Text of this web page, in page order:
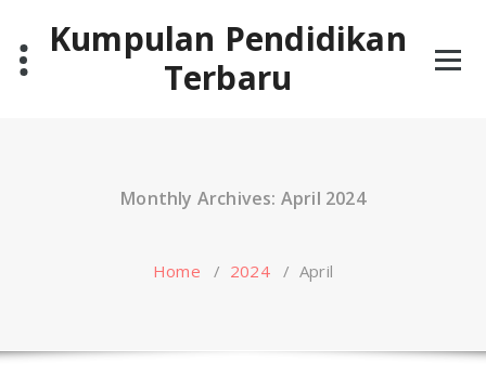
contentKumpulan Pendidikan
Terbaru
Monthly Archives: April 2024
Home / 2024/April